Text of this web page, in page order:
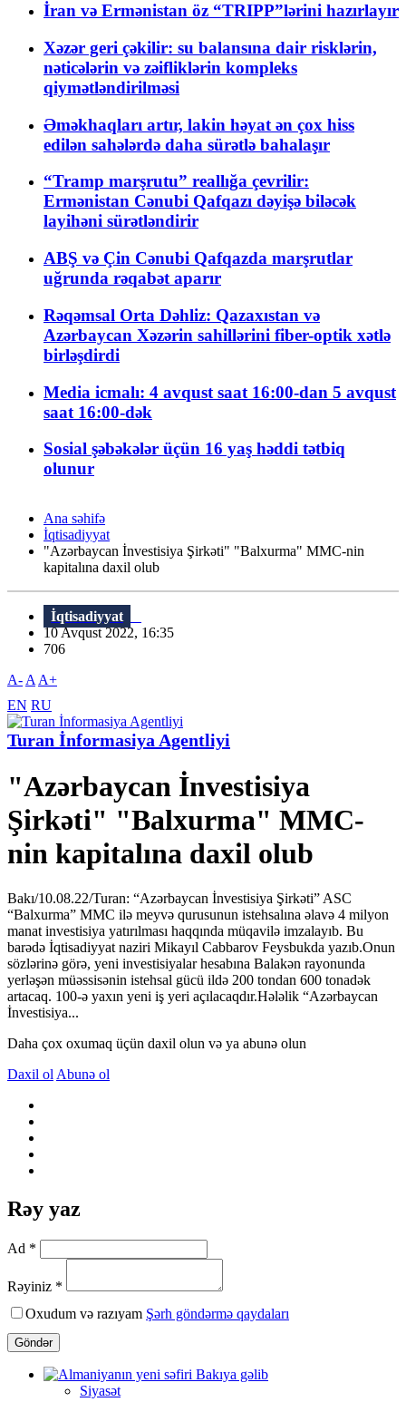
İran və Ermənistan öz “TRIPP”lərini hazırlayır
Xəzər geri çəkilir: su balansına dair risklərin,
nəticələrin və zəifliklərin kompleks
qiymətləndirilməsi
Əməkhaqları artır, lakin həyat ən çox hiss
edilən sahələrdə daha sürətlə bahalaşır
“Tramp marşrutu” reallığa çevrilir:
Ermənistan Cənubi Qafqazı dəyişə biləcək
layihəni sürətləndirir
ABŞ və Çin Cənubi Qafqazda marşrutlar
uğrunda rəqabət aparır
Rəqəmsal Orta Dəhliz: Qazaxıstan və
Azərbaycan Xəzərin sahillərini fiber-optik xətlə
birləşdirdi
Media icmalı: 4 avqust saat 16:00-dan 5 avqust
saat 16:00-dək
Sosial şəbəkələr üçün 16 yaş həddi tətbiq
olunur
Ana səhifə
İqtisadiyyat
"Azərbaycan İnvestisiya Şirkəti" "Balxurma" MMC-nin
kapitalına daxil olub
İqtisadiyyat
10 Avqust 2022, 16:35
706
A- A A+
EN RU
Turan İnformasiya Agentliyi
"Azərbaycan İnvestisiya
Şirkəti" "Balxurma" MMC-
nin kapitalına daxil olub
Bakı/10.08.22/Turan: “Azərbaycan İnvestisiya Şirkəti” ASC
“Balxurma” MMC ilə meyvə qurusunun istehsalına əlavə 4 milyon
manat investisiya yatırılması haqqında müqavilə imzalayıb. Bu
barədə İqtisadiyyat naziri Mikayıl Cabbarov Feysbukda yazıb.Onun
sözlərinə görə, yeni investisiyalar hesabına Balakən rayonunda
yerləşən müəssisənin istehsal gücü ildə 200 tondan 600 tonadək
artacaq. 100-ə yaxın yeni iş yeri açılacaqdır.Hələlik “Azərbaycan
İnvestisiya...
Daha çox oxumaq üçün daxil olun və ya abunə olun
Daxil ol Abunə ol
Rəy yaz
Ad *
Rəyiniz *
Oxudum və razıyam Şərh göndərmə qaydaları
Göndər
Siyasət